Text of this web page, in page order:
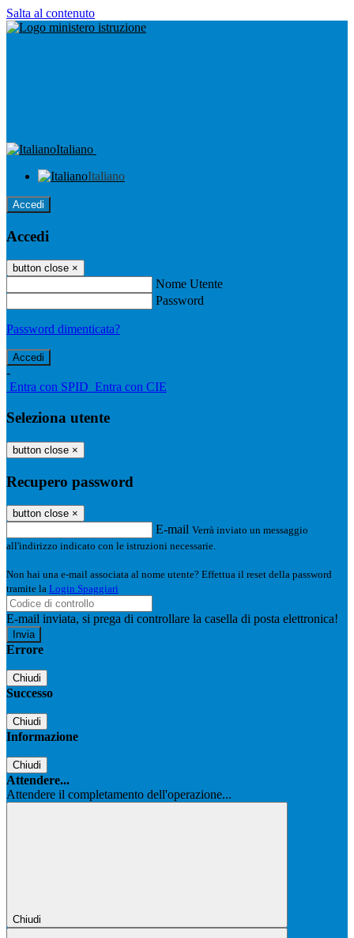
Salta al contenuto
Italiano
Italiano
Accedi
Accedi
button close ×
Nome Utente
Password
Password dimenticata?
-
Entra con SPID Entra con CIE
Seleziona utente
button close ×
Recupero password
button close ×
E-mail Verrà inviato un messaggio
all'indirizzo indicato con le istruzioni necessarie.
Non hai una e-mail associata al nome utente? Effettua il reset della password
tramite la Login Spaggiari
E-mail inviata, si prega di controllare la casella di posta elettronica!
Errore
Chiudi
Successo
Chiudi
Informazione
Chiudi
Attendere...
Attendere il completamento dell'operazione...
Chiudi